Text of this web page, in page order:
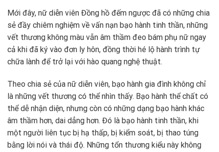
Mới đây, nữ diễn viên Đồng hồ đếm ngược đã có những chia
sẻ đầy chiêm nghiệm về vấn nạn bạo hành tinh thần, những
vết thương không màu vẫn âm thầm đeo bám phụ nữ ngay
cả khi đã ký vào đơn ly hôn, đồng thời hé lộ hành trình tự
chữa lành để trở lại với hào quang nghệ thuật.
Theo chia sẻ của nữ diễn viên, bạo hành gia đình không chỉ
là những vết thương có thể nhìn thấy. Bạo hành thể chất có
thể dễ nhận diện, nhưng còn có những dạng bạo hành khác
âm thầm hơn, dai dẳng hơn. Đó là bạo hành tinh thần, khi
một người liên tục bị hạ thấp, bị kiểm soát, bị thao túng
bằng lời nói và thái độ. Những tổn thương kiểu này không